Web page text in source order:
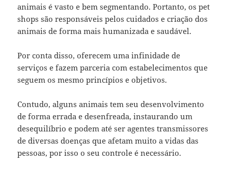
animais é vasto e bem segmentando. Portanto, os pet
shops são responsáveis pelos cuidados e criação dos
animais de forma mais humanizada e saudável.
Por conta disso, oferecem uma infinidade de
serviços e fazem parceria com estabelecimentos que
seguem os mesmo princípios e objetivos.
Contudo, alguns animais tem seu desenvolvimento
de forma errada e desenfreada, instaurando um
desequilíbrio e podem até ser agentes transmissores
de diversas doenças que afetam muito a vidas das
pessoas, por isso o seu controle é necessário.